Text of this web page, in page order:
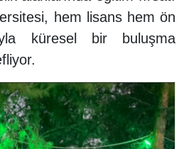
hem lisans hem ön
küresel bir buluşma